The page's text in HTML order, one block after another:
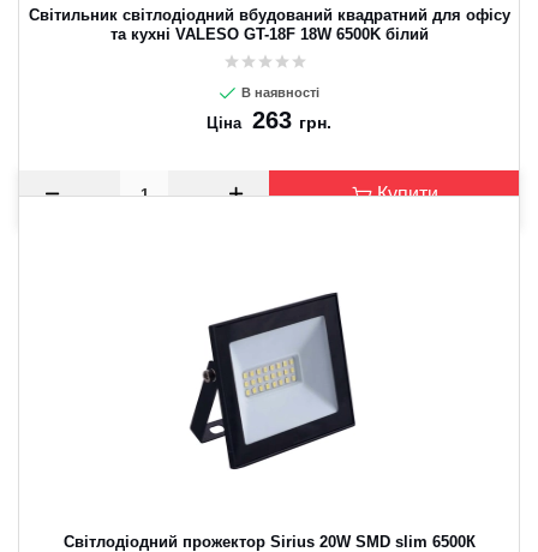
Світильник світлодіодний вбудований квадратний для офісу
та кухні VALESO GT-18F 18W 6500K білий
В наявності
Ціна 263 грн.
Купити
Світлодіодний прожектор Sirius 20W SМD slim 6500К